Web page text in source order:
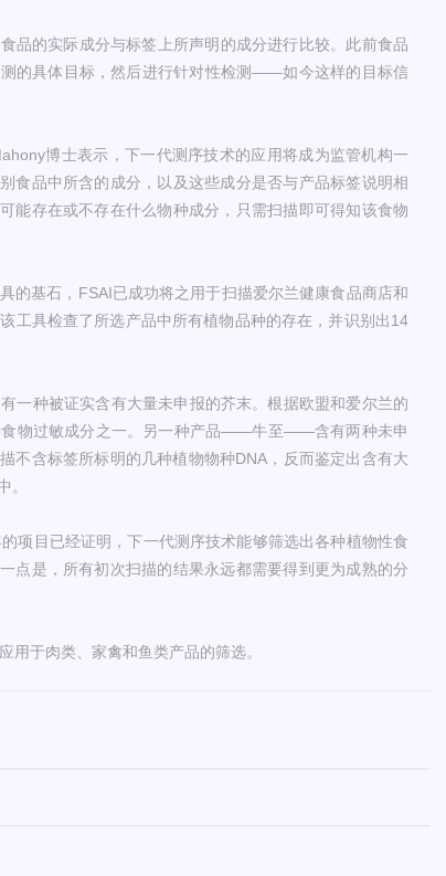
品的实际成分与标签上所声明的成分进行比较。此前食品
的具体目标，然后进行针对性检测——如今这样的目标信
博士表示，下一代测序技术的应用将成为监管机构一
食品中所含的成分，以及这些成分是否与产品标签说明相
能存在或不存在什么物种成分，只需扫描即可得知该食物
的基石，FSAI已成功将之用于扫描爱尔兰健康食品商店和
工具检查了所选产品中所有植物品种的存在，并识别出14
一种被证实含有大量未申报的芥末。根据欧盟和爱尔兰的
食物过敏成分之一。另一种产品——牛至——含有两种未申
不含标签所标明的几种植物物种DNA，反而鉴定出含有大
。
项目已经证明，下一代测序技术能够筛选出各种植物性食
点是，所有初次扫描的结果永远都需要得到更为成熟的分
用于肉类、家禽和鱼类产品的筛选。